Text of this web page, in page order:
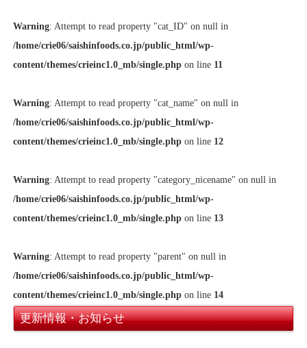
Warning: Attempt to read property "cat_ID" on null in
/home/crie06/saishinfoods.co.jp/public_html/wp-
content/themes/crieinc1.0_mb/single.phpon line 11
Warning: Attempt to read property "cat_name" on null in
/home/crie06/saishinfoods.co.jp/public_html/wp-
content/themes/crieinc1.0_mb/single.phpon line 12
Warning: Attempt to read property "category_nicename" on null in
/home/crie06/saishinfoods.co.jp/public_html/wp-
content/themes/crieinc1.0_mb/single.phpon line 13
Warning: Attempt to read property "parent" on null in
/home/crie06/saishinfoods.co.jp/public_html/wp-
content/themes/crieinc1.0_mb/single.phpon line 14
更新情報・お知らせ